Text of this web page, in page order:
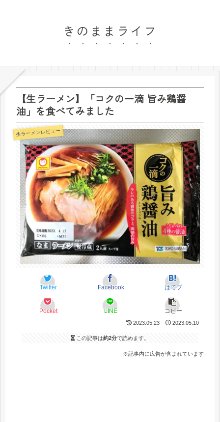
きのままライフ
【生ラーメン】「コクの一滴 旨み鶏醤
油」を食べてみました
生ラーメンレビュー
Twitter Facebook はてブ
Pocket LINE コピー
2023.05.23 2023.05.10
この記事は約2分で読めます。
※記事内に広告が含まれています